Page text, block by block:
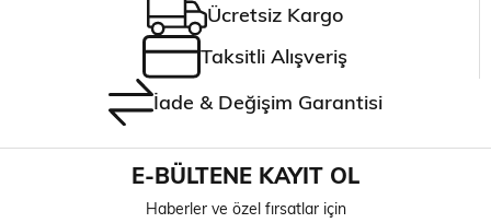
Ücretsiz Kargo
Taksitli Alışveriş
İade & Değişim Garantisi
E-BÜLTENE KAYIT OL
Haberler ve özel fırsatlar için